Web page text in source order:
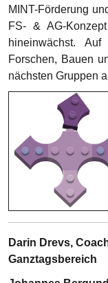
MINT-Förderung
FS- & AG-
hineinwächst.
Forschen, Bauen
nächsten Gruppen
Darin Drevs,
Ganztagsbereich